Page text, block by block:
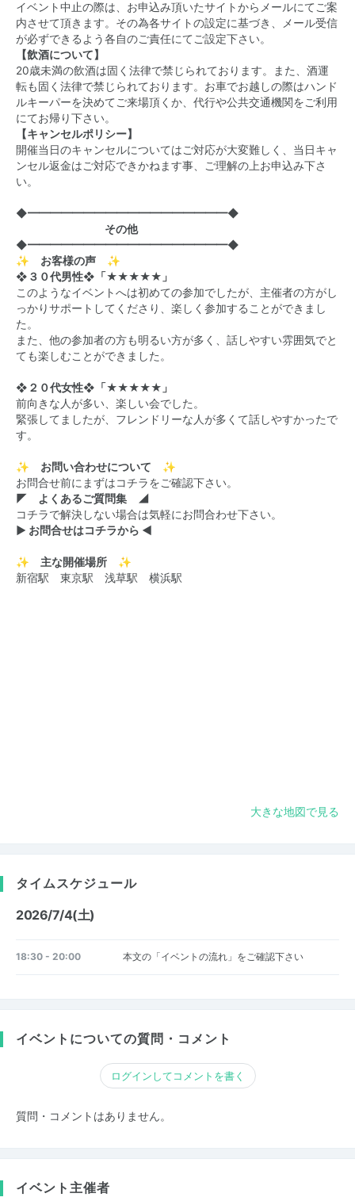
イベント中止の際は、お申込み頂いたサイトからメールにてご案
内させて頂きます。その為各サイトの設定に基づき、メール受信
が必ずできるよう各自のご責任にてご設定下さい。
【飲酒について】
20歳未満の飲酒は固く法律で禁じられております。また、酒運
転も固く法律で禁じられております。お車でお越しの際はハンド
ルキーパーを決めてご来場頂くか、代行や公共交通機関をご利用
にてお帰り下さい。
【キャンセルポリシー】
開催当日のキャンセルについてはご対応が大変難しく、当日キャ
ンセル返金はご対応できかねます事、ご理解の上お申込み下さ
い。
◆━━━━━━━━━━━━━━━━━━◆
その他
◆━━━━━━━━━━━━━━━━━━◆
✨ お客様の声 ✨
❖３０代男性❖「★★★★★」
このようなイベントへは初めての参加でしたが、主催者の方がし
っかりサポートしてくださり、楽しく参加することができまし
た。
また、他の参加者の方も明るい方が多く、話しやすい雰囲気でと
ても楽しむことができました。
❖２０代女性❖「★★★★★」
前向きな人が多い、楽しい会でした。
緊張してましたが、フレンドリーな人が多くて話しやすかったで
す。
✨ お問い合わせについて ✨
お問合せ前にまずはコチラをご確認下さい。
◤ よくあるご質問集 ◢
コチラで解決しない場合は気軽にお問合わせ下さい。
▶ お問合せはコチラから ◀
✨ 主な開催場所 ✨
新宿駅 東京駅 浅草駅 横浜駅
大きな地図で見る
タイムスケジュール
2026/7/4(土)
18:30 - 20:00 本文の「イベントの流れ」をご確認下さい
イベントについての質問・コメント
ログインしてコメントを書く
質問・コメントはありません。
イベント主催者